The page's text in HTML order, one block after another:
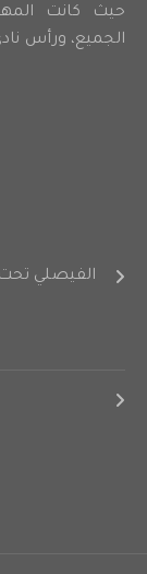
حيث كانت
الجميع، ورأس